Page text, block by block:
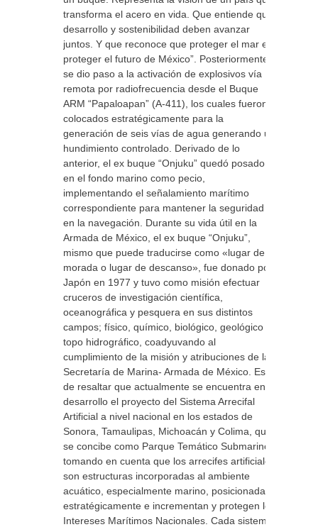
transforma el acero en vida. Que entiende que
desarrollo y sostenibilidad deben avanzar
juntos. Y que reconoce que proteger el mar es
proteger el futuro de México”. Posteriormente,
se dio paso a la activación de explosivos vía
remota por radiofrecuencia desde el Buque
ARM “Papaloapan” (A-411), los cuales fueron
colocados estratégicamente para la
generación de seis vías de agua generando un
hundimiento controlado. Derivado de lo
anterior, el ex buque “Onjuku” quedó posado
en el fondo marino como pecio,
implementando el señalamiento marítimo
correspondiente para mantener la seguridad
en la navegación. Durante su vida útil en la
Armada de México, el ex buque “Onjuku”,
mismo que puede traducirse como «lugar de
morada o lugar de descanso», fue donado por
Japón en 1977 y tuvo como misión efectuar
cruceros de investigación científica,
oceanográfica y pesquera en sus distintos
campos; físico, químico, biológico, geológico y
topo hidrográfico, coadyuvando al
cumplimiento de la misión y atribuciones de la
Secretaría de Marina- Armada de México. Es
de resaltar que actualmente se encuentra en
desarrollo el proyecto del Sistema Arrecifal
Artificial a nivel nacional en los estados de
Sonora, Tamaulipas, Michoacán y Colima, que
se concibe como Parque Temático Submarino,
tomando en cuenta que los arrecifes artificiales
son estructuras incorporadas al ambiente
acuático, especialmente marino, posicionadas
estratégicamente e incrementan y protegen los
Intereses Marítimos Nacionales. Cada sistema